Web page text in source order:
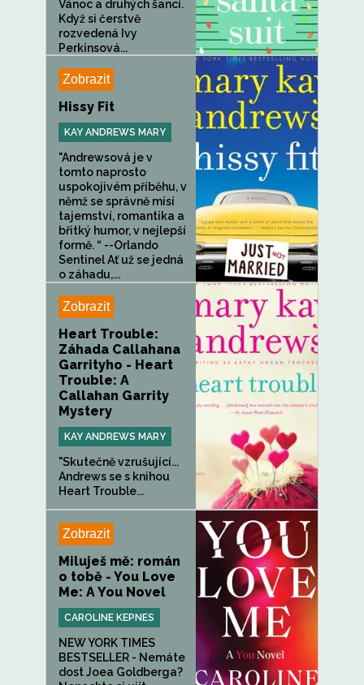
Vánoc a druhých šancí.
Když si čerstvě
rozvedená Ivy
Perkinsová...
Zobrazit
Hissy Fit
KAY ANDREWS MARY
"Andrewsová je v
tomto naprosto
uspokojivém příběhu, v
němž se správně mísí
tajemství, romantika a
břitký humor, v nejlepší
formě. “ --Orlando
Sentinel Ať už se jedná
o záhadu,...
Zobrazit
Heart Trouble:
Záhada Callahana
Garrityho - Heart
Trouble: A
Callahan Garrity
Mystery
KAY ANDREWS MARY
"Skutečně vzrušující...
Andrews se s knihou
Heart Trouble...
Zobrazit
Miluješ mě: román
o tobě - You Love
Me: A You Novel
CAROLINE KEPNES
NEW YORK TIMES
BESTSELLER - Nemáte
dost Joea Goldberga?